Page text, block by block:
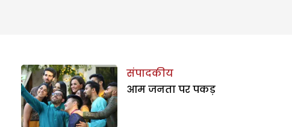
संपादकीय
आम जनता पर पकड़